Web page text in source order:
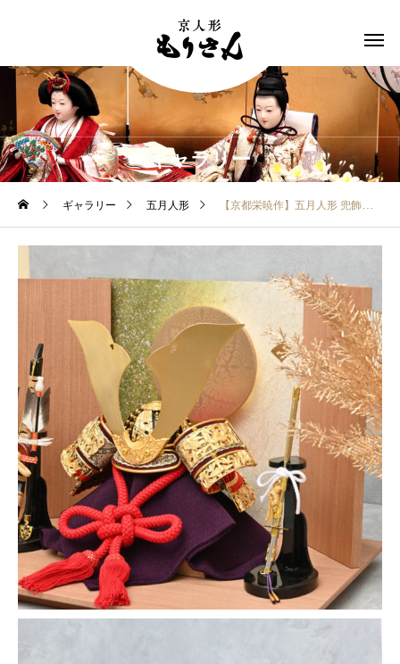
ギャラリー
ギャラリー 五月人形 【京都栄暁作】五月人形 兜飾り 10号 竹雀之兜